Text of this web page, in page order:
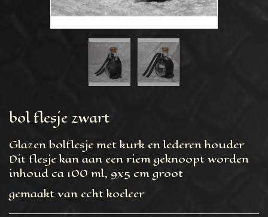
bol flesje zwart
Glazen bolflesje met kurk en lederen houder
Dit flesje kan aan een riem geknoopt worden
inhoud ca 100 ml, 9x5 cm groot
gemaakt van echt koeleer